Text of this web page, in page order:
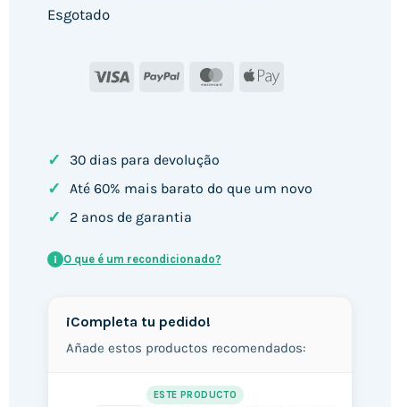
Esgotado
Visa PayPal MasterCard
Apple
✓ 30 dias para devolução
✓ Até 60% mais barato do que um novo
✓ 2 anos de garantia
i O que é um recondicionado?
¡Completa tu pedido!
Añade estos productos recomendados:
ESTE PRODUCTO